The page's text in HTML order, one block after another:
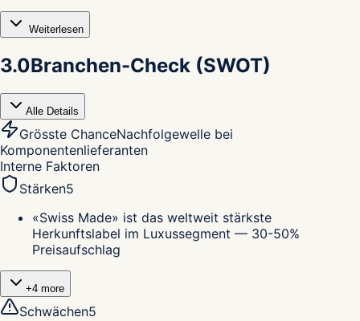
Weiterlesen
3.0Branchen-Check (SWOT)
Alle Details
Grösste ChanceNachfolgewelle bei
Komponentenlieferanten
Interne Faktoren
Stärken5
«Swiss Made» ist das weltweit stärkste
Herkunftslabel im Luxussegment — 30-50%
Preisaufschlag
+4 more
Schwächen5